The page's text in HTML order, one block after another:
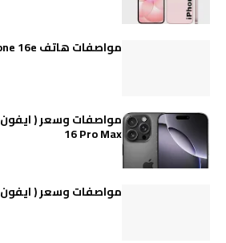
مواصفات هاتف iPhone 16e
16 Pro Max
مواصفات وسعر ( ايفون 16 برو ) iPhone 16 Pro